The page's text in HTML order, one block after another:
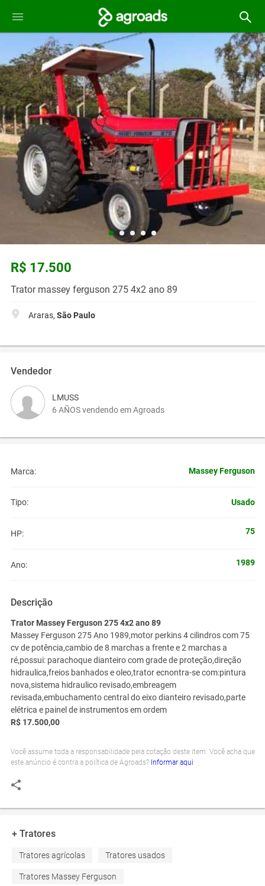
R$ 17.500
Trator massey ferguson 275 4x2 ano 89
Araras, São Paulo
Vendedor
LMUSS
6 AÑOS vendendo em Agroads
Marca: Massey Ferguson
Tipo: Usado
HP: 75
Ano: 1989
Descrição
Trator Massey Ferguson 275 4x2 ano 89
Massey Ferguson 275 Ano 1989,motor perkins 4 cilindros com 75
cv de potência,cambio de 8 marchas a frente e 2 marchas a
ré,possui: parachoque dianteiro com grade de proteção,direção
hidraulica,freios banhados e oleo,trator ecnontra-se com:pintura
nova,sistema hidraulico revisado,embreagem
revisada,embuchamento central do eixo dianteiro revisado,parte
elétrica e painel de instrumentos em ordem
R$ 17.500,00
Você assume toda a responsabilidade pela cotação deste item. Você acha que
este anúncio é contra a política de Agroads? Informar aqui
+ Tratores
Tratores agrícolas Tratores usados
Tratores Massey Ferguson